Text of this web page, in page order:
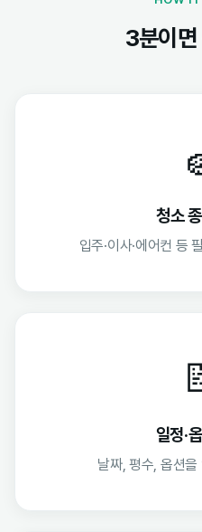
3분이면
청소
입주·이사·에어컨 등
일정·
날짜, 평수, 옵션